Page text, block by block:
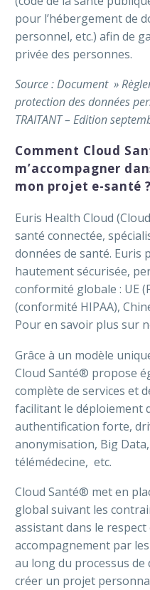
pour l’hébergement de
personnel, etc.) afin de
privée des personnes.
Source : Document »
protection des données
TRAITANT – Edition
Comment Cloud
m’accompagner
mon projet e-santé ?
Euris Health Cloud
santé connectée,
données de santé.
hautement sécurisée,
conformité globale : UE
(conformité HIPAA),
Pour en savoir plus sur
Grâce à un modèle
Cloud Santé® propose
complète de services et
facilitant le déploiement
authentification forte,
anonymisation, Big
télémédecine, etc.
Cloud Santé® met en
global suivant les
assistant dans le
accompagnement par
au long du processus
créer un projet